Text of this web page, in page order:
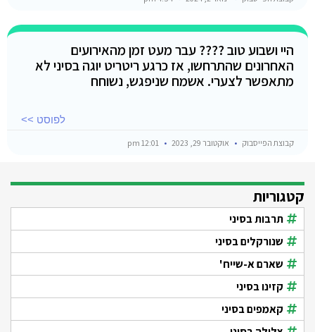
היי ושבוע טוב ???? עבר מעט זמן מהאירועים
האחרונים שהתרחשו, אז כרגע ריטריט יוגה בסיני לא
מתאפשר לצערי. אשמח שניפגש, נשוחח
לפוסט >>
קבוצת הפייסבוק אוקטובר 29, 2023
קטגוריות
תרבות בסיני
שנורקלים בסיני
שארם א-שייח'
קזינו בסיני
קאמפים בסיני